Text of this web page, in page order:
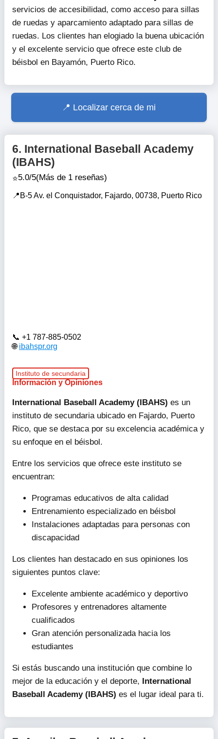
servicios de accesibilidad, como acceso para sillas
de ruedas y aparcamiento adaptado para sillas de
ruedas. Los clientes han elogiado la buena ubicación
y el excelente servicio que ofrece este club de
béisbol en Bayamón, Puerto Rico.
Localizar cerca de mi
+1 787-885-0502
ibahspr.org
6. International Baseball Academy
(IBAHS)
5.0/5(Más de 1 reseñas)
B-5 Av. el Conquistador, Fajardo, 00738, Puerto Rico
Instituto de secundaria
Información y Opiniones
International Baseball Academy (IBAHS) es un
instituto de secundaria ubicado en Fajardo, Puerto
Rico, que se destaca por su excelencia académica y
su enfoque en el béisbol.
Entre los servicios que ofrece este instituto se
encuentran:
Programas educativos de alta calidad
Entrenamiento especializado en béisbol
Instalaciones adaptadas para personas con
discapacidad
Los clientes han destacado en sus opiniones los
siguientes puntos clave:
Excelente ambiente académico y deportivo
Profesores y entrenadores altamente
cualificados
Gran atención personalizada hacia los
estudiantes
Si estás buscando una institución que combine lo
mejor de la educación y el deporte, International
Baseball Academy (IBAHS) es el lugar ideal para ti.